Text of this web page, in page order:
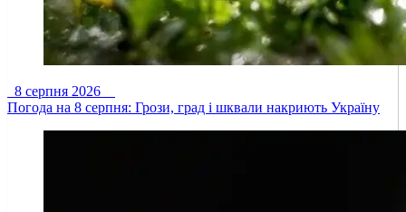
8 серпня 2026
Погода на 8 серпня: Грози, град і шквали накриють Україну